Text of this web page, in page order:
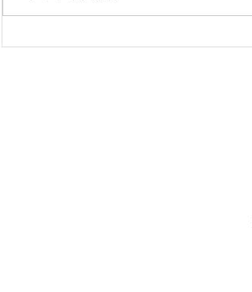
スクールワーク：ゆい森新聞